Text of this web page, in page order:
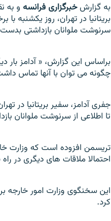
به گزارشخبرگزاری فرانسه و به
بريتانيا در تهران، روز يکشنبه
سرنوشت ملوانان بازداشتی بدست
براساس اين گزارش، « آدامز بار
چگونه می توان با آنها تماس
جفری آدامز، سفير بريتانيا در
تا اطلاعی از سرنوشت ملوانان
تریسمن افزوده است که وزارت
احتمالا ملاقات های ديگری در
این سخنگوی وزارت امور خارجه
کرد.